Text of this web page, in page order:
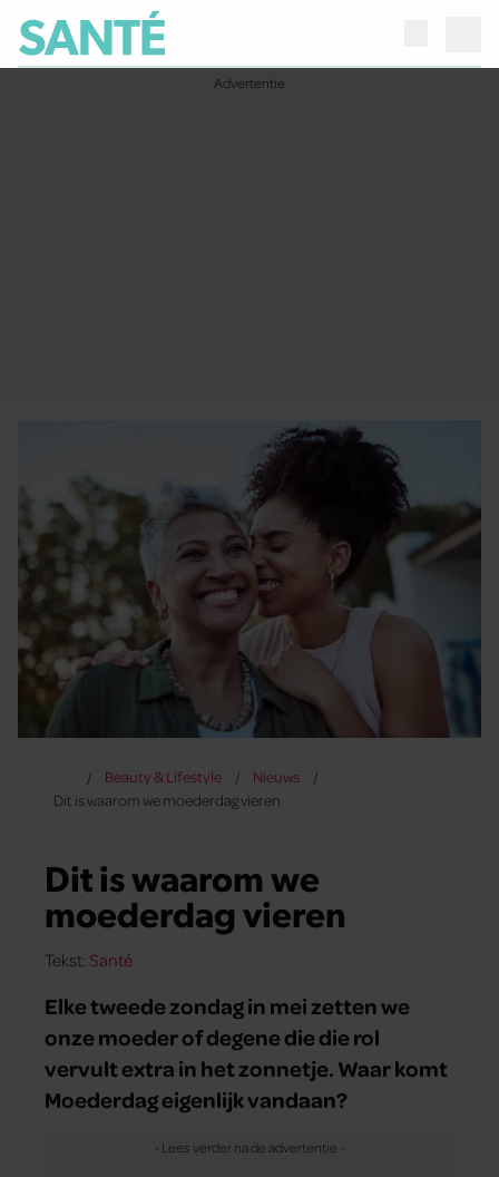
Beauty & Lifestyle
Nieuws
Dit is waarom we moederdag vieren
Dit is waarom we
moederdag vieren
Tekst: Santé
Elke tweede zondag in mei zetten we
onze moeder of degene die die rol
vervult extra in het zonnetje. Waar komt
Moederdag eigenlijk vandaan?